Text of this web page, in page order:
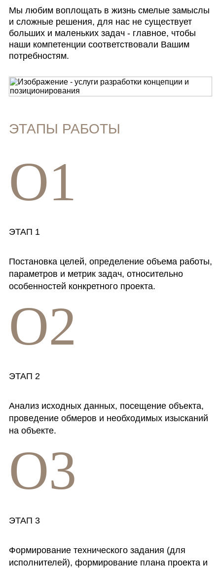
Мы любим воплощать в жизнь смелые замыслы
и сложные решения, для нас не существует
больших и маленьких задач - главное, чтобы
наши компетенции соответствовали Вашим
потребностям.
ЭТАПЫ РАБОТЫ
O1
ЭТАП 1
Постановка целей, определение объема работы,
параметров и метрик задач, относительно
особенностей конкретного проекта.
O2
ЭТАП 2
Анализ исходных данных, посещение объекта,
проведение обмеров и необходимых изысканий
на объекте.
O3
ЭТАП 3
Формирование технического задания (для
исполнителей), формирование плана проекта и